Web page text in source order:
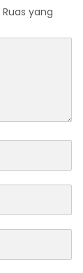
Ruas yang